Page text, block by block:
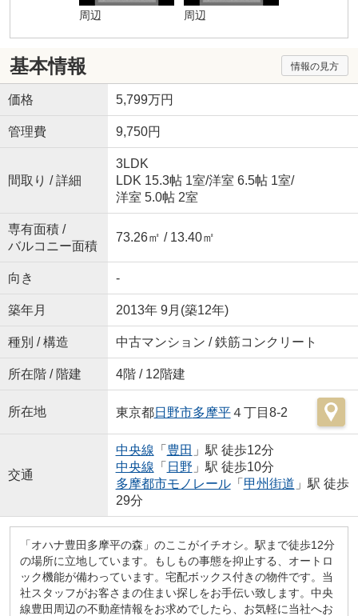
周辺 周辺
基本情報 情報の見方
価格 5,799万円
管理費 9,750円
間取り / 詳細
3LDK
LDK 15.3帖 1室/洋室 6.5帖 1室/
洋室 5.0帖 2室
専有面積 /
バルコニー面積
73.26㎡ / 13.40㎡
向き -
築年月 2013年 9月(築12年)
種別 / 構造 中古マンション / 鉄筋コンクリート
所在階 / 階建 4階 / 12階建
所在地 東京都日野市多摩平４丁目8-2
交通
中央線 「 豊田 」駅 徒歩12分
中央線 「 日野 」駅 徒歩10分
多摩都市モノレール「 甲州街道 」駅 徒歩
29分
「オハナ豊田多摩平の森」のここがイチオシ。駅まで徒歩12分
の場所に立地しています。もしもの事態を抑止する、オートロ
ック機能が備わっています。宅配ボックス付きの物件です。当
社スタッフがお客さまの住まい探しをお手伝い致します。中央
線豊田周辺の不動産情報をお求めでしたら、お気軽に当社へお